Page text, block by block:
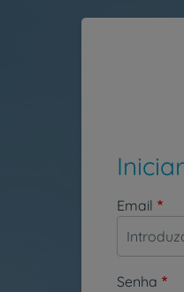
Email
Senha